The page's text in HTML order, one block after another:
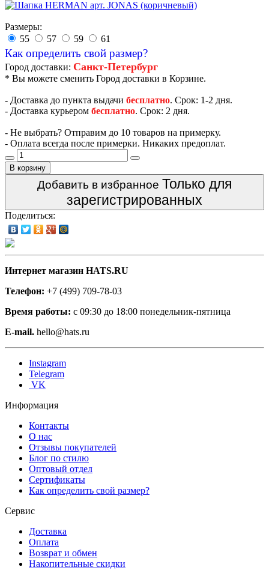
Размеры:
55
57 59 61
Как определить свой размер?
Город доставки: Санкт-Петербург
* Вы можете сменить Город доставки в Корзине.
- Доставка до пункта выдачи бесплатно. Срок: 1-2 дня.
- Доставка курьером бесплатно. Срок: 2 дня.
- Не выбрать? Отправим до 10 товаров на примерку.
- Оплата всегда после примерки. Никаких предоплат.
В корзину
Добавить в избранное Только для
зарегистрированных
Поделиться:
Интернет магазин HATS.RU
Телефон: +7 (499) 709-78-03
Время работы: с 09:30 до 18:00 понедельник-пятница
E-mail. hello@hats.ru
Instagram
Telegram
VK
Информация
Контакты
О нас
Отзывы покупателей
Блог по стилю
Оптовый отдел
Сертификаты
Как определить свой размер?
Сервис
Доставка
Оплата
Возврат и обмен
Накопительные скидки